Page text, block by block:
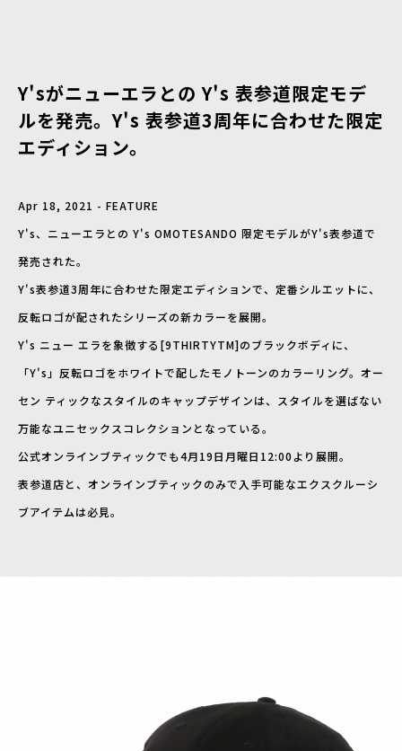
Y'sがニューエラとの Y's 表参道限定モデ
ルを発売。Y's 表参道3周年に合わせた限定
エディション。
Apr 18, 2021 - FEATURE
Y's、ニューエラとの Y's OMOTESANDO 限定モデルがY's表参道で
発売された。
Y's表参道3周年に合わせた限定エディションで、定番シルエットに、
反転ロゴが配されたシリーズの新カラーを展開。
Y's ニュー エラを象徴する[9THIRTYTM]のブラックボディに、
「Y's」反転ロゴをホワイトで配したモノトーンのカラーリング。オー
セン ティックなスタイルのキャップデザインは、スタイルを選ばない
万能なユニセックスコレクションとなっている。
公式オンラインブティックでも4月19日月曜日12:00より展開。
表参道店と、オンラインブティックのみで入手可能なエクスクルーシ
ブアイテムは必見。